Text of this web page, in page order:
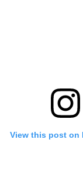
View this post on